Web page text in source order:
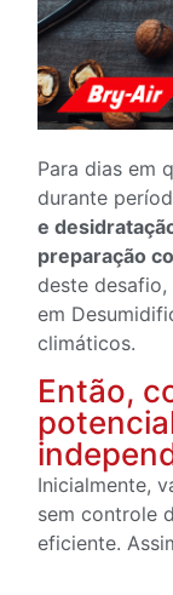
Para dias em
durante
e
preparação
deste desafio,
em
climáticos.
Então,
Inicialmente,
sem controle
eficiente.